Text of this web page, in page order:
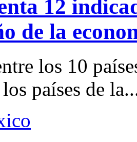
12
de la
los 10
países de